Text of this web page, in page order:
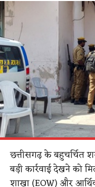
छत्तीसगढ़ के बहुचर्चित
बड़ी कार्रवाई देखने को
शाखा (EOW) और